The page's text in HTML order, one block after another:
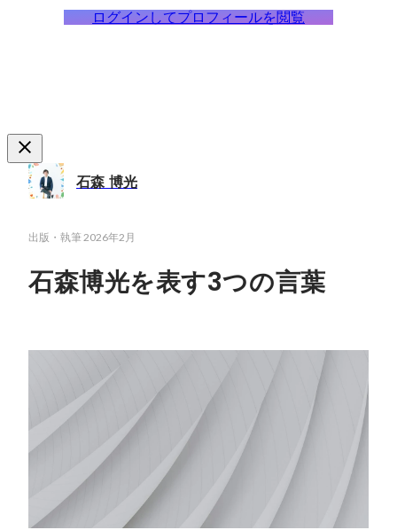
ログインしてプロフィールを閲覧
石森 博光
出版・執筆2026年2月
石森博光を表す3つの言葉